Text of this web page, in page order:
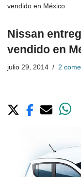
vendido en México
Nissan
vendido en
julio 29, 2014 2